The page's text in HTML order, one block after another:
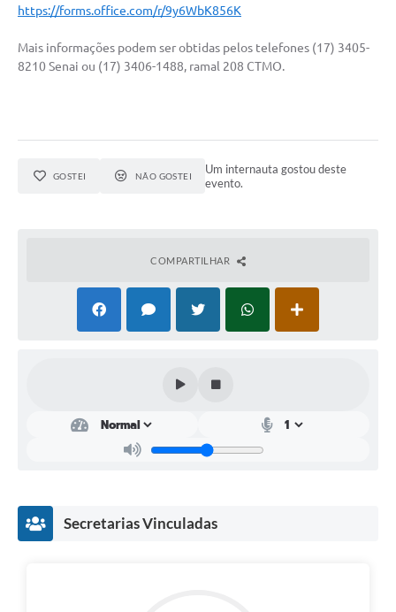
https://forms.office.com/r/9y6WbK856K
Mais informações podem ser obtidas pelos telefones (17) 3405-
8210 Senai ou (17) 3406-1488, ramal 208 CTMO.
GOSTEI NÃO GOSTEI
Um internauta gostou deste
evento.
COMPARTILHAR
Secretarias Vinculadas